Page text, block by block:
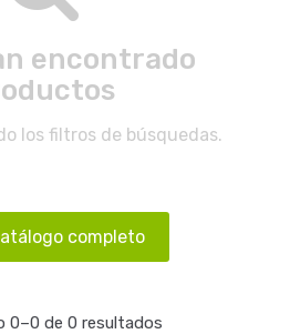
encontrado
los filtros de búsquedas.
completo
0–0 de 0 resultados